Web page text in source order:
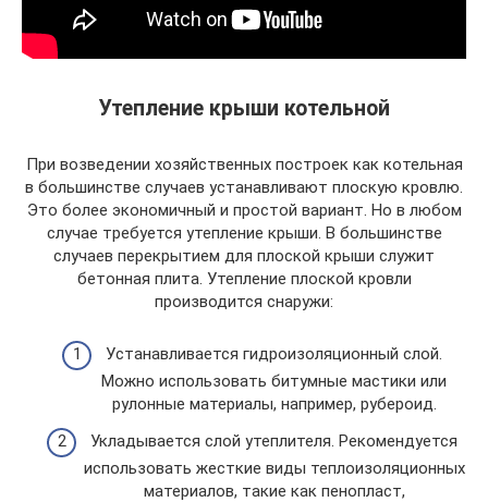
Утепление крыши котельной
При возведении хозяйственных построек как котельная
в большинстве случаев устанавливают плоскую кровлю.
Это более экономичный и простой вариант. Но в любом
случае требуется утепление крыши. В большинстве
случаев перекрытием для плоской крыши служит
бетонная плита. Утепление плоской кровли
производится снаружи:
Устанавливается гидроизоляционный слой.
Можно использовать битумные мастики или
рулонные материалы, например, рубероид.
Укладывается слой утеплителя. Рекомендуется
использовать жесткие виды теплоизоляционных
материалов, такие как пенопласт,